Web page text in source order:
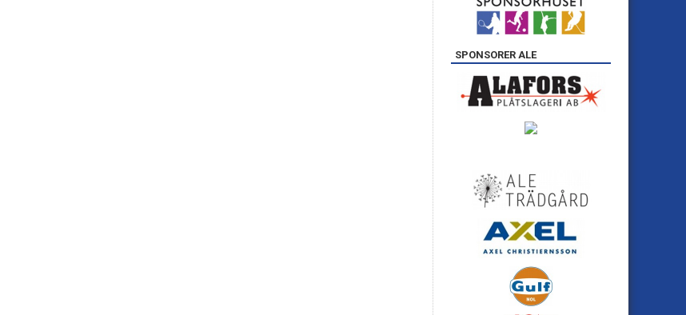
SPONSORER ALE